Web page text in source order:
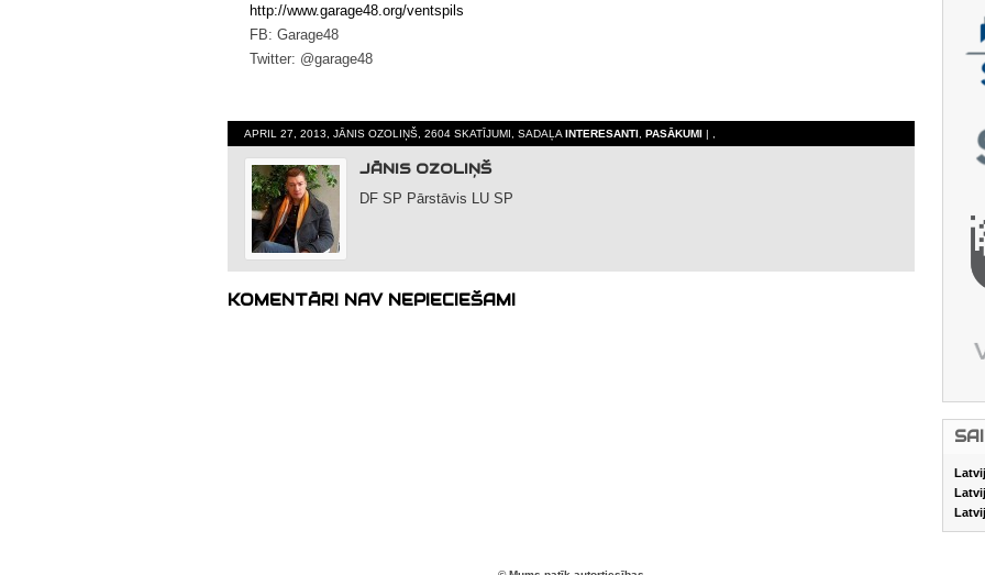
http://www.garage48.org/ventspils
FB: Garage48
Twitter: @garage48
APRIL 27, 2013, JĀNIS OZOLIŅŠ, 2604 SKATĪJUMI, SADAĻAINTERESANTI, PASĀKUMI | ,
JĀNIS OZOLIŅŠ
DF SP Pārstāvis LU SP
KOMENTĀRI NAV NEPIECIEŠAMI